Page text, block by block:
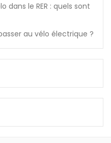
dans le RER : quels sont
au vélo électrique ?